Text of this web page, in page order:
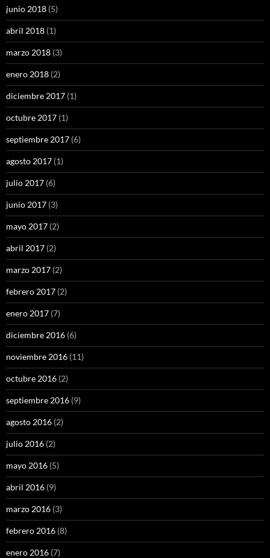
junio 2018 (5)
abril 2018 (1)
marzo 2018 (3)
enero 2018 (2)
diciembre 2017 (1)
octubre 2017 (1)
septiembre 2017 (6)
agosto 2017 (1)
julio 2017 (6)
junio 2017 (3)
mayo 2017 (2)
abril 2017 (2)
marzo 2017 (2)
febrero 2017 (2)
enero 2017 (7)
diciembre 2016 (6)
noviembre 2016 (11)
octubre 2016 (2)
septiembre 2016 (9)
agosto 2016 (2)
julio 2016 (2)
mayo 2016 (5)
abril 2016 (9)
marzo 2016 (3)
febrero 2016 (8)
enero 2016 (7)